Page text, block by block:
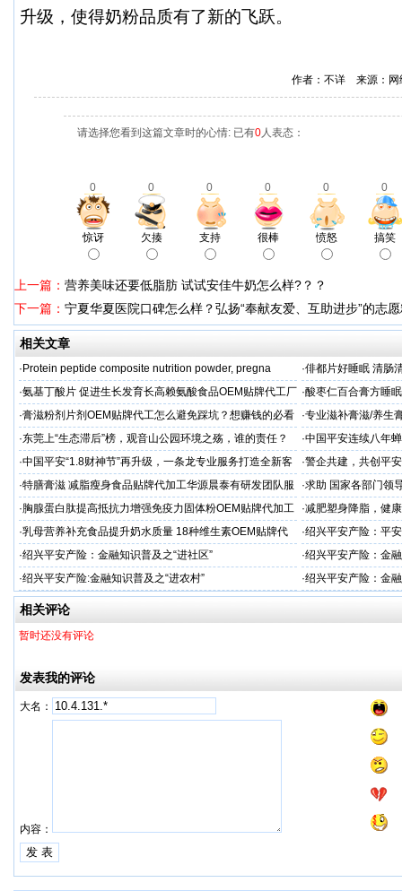
升级，使得奶粉品质有了新的飞跃。
作者：不详 来源：
请选择您看到这篇文章时的心情: 已有0人表态：
0 0 0 0 0 0
惊讶 欠揍 支持 很棒 愤怒 搞笑
上一篇： 营养美味还要低脂肪 试试安佳牛奶怎么样?？？
下一篇： 宁夏华夏医院口碑怎么样？弘扬“奉献友爱、互助进步”的志
相关文章
· Protein peptide composite nutrition powder, pregna ·俳都片好睡眠 清肠
·氨基丁酸片 促进生长发育长高赖氨酸食品OEM贴牌代工厂
家
·酸枣仁百合膏方睡
厂
·膏滋粉剂片剂OEM贴牌代工怎么避免踩坑？想赚钱的必看 ·专业滋补膏滋/养生
·东莞上“生态滞后”榜，观音山公园环境之殇，谁的责任？ ·中国平安连续八年
品牌"
·中国平安“1.8财神节”再升级，一条龙专业服务打造全新客
户体验
·警企共建，共创平
人才专项培训
·特膳膏滋 减脂瘦身食品贴牌代加工华源晨泰有研发团队服
务商
·求助 国家各部门领
市公安局长
· 胸腺蛋白肽提高抵抗力增强免疫力固体粉OEM贴牌代加工
服务商
·减肥塑身降脂，健
服务商
·乳母营养补充食品提升奶水质量 18种维生素OEM贴牌代
工
·绍兴平安产险：平
·绍兴平安产险：金融知识普及之“进社区” ·绍兴平安产险：金
·绍兴平安产险:金融知识普及之“进农村” ·绍兴平安产险：金
相关评论
暂时还没有评论
发表我的评论
大名：
内容：